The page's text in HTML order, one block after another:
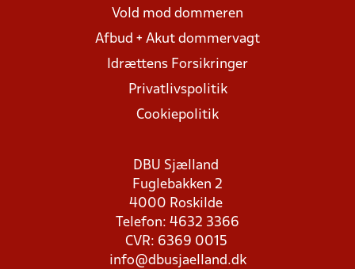
Vold mod dommeren
Afbud + Akut dommervagt
Idrættens Forsikringer
Privatlivspolitik
Cookiepolitik
DBU Sjælland
Fuglebakken 2
4000 Roskilde
Telefon: 4632 3366
CVR: 6369 0015
info@dbusjaelland.dk